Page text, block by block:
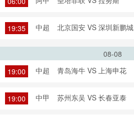
19:35 中超 北京国安 VS 深圳新鹏城
08-08
19:00
中超 青岛海牛 VS 上海申花
19:00 中甲 苏州东吴 VS 长春亚泰